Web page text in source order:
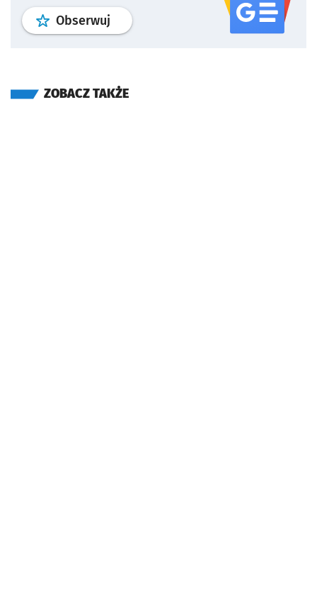
Obserwuj profil serwisu
ZOBACZ TAKŻE